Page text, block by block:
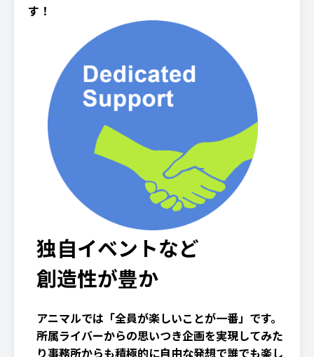
す！
独自イベントなど
創造性が豊か
アニマルでは「全員が楽しいことが一番」です。
所属ライバーからの思いつき企画を実現してみた
り事務所からも積極的に自由な発想で誰でも楽し